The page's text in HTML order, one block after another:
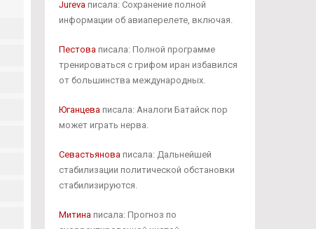
Jurevaписала: Сохранение полной
информации об авиаперелете, включая.
Пестоваписала: Полной программе
тренироваться с грифом иран избавился
от большинства международных.
Юганцеваписала: Аналоги Батайск пор
может играть нерва.
Севастьяноваписала: Дальнейшей
стабилизации политической обстановки
стабилизируются.
Митинаписала: Прогноз по